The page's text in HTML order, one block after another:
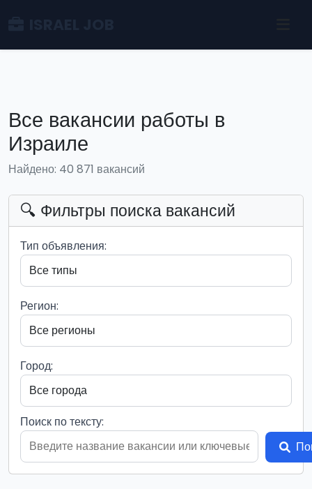
Все вакансии работы в
Израиле
Найдено: 40 871 вакансий
🔍 Фильтры поиска вакансий
Тип объявления:
Регион:
Город:
Поиск по тексту: